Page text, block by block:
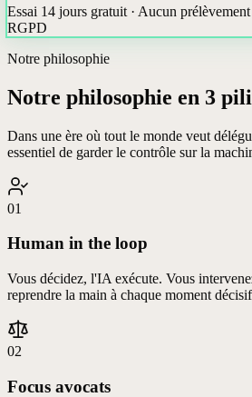
Essai 14 jours gratuit · Aucun
RGPD
Notre philosophie
Notre philosophie en 3
Dans une ère où tout le monde veut
essentiel de garder le contrôle sur la
01
Human in the loop
Vous décidez, l'IA exécute. Vous
reprendre la main à chaque moment
02
Focus avocats